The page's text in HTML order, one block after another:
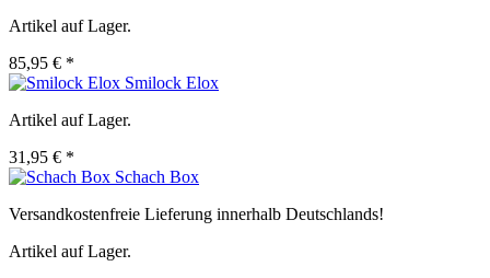
Artikel auf Lager.
85,95 € *
Smilock Elox
Artikel auf Lager.
31,95 € *
Schach Box
Versandkostenfreie Lieferung innerhalb Deutschlands!
Artikel auf Lager.